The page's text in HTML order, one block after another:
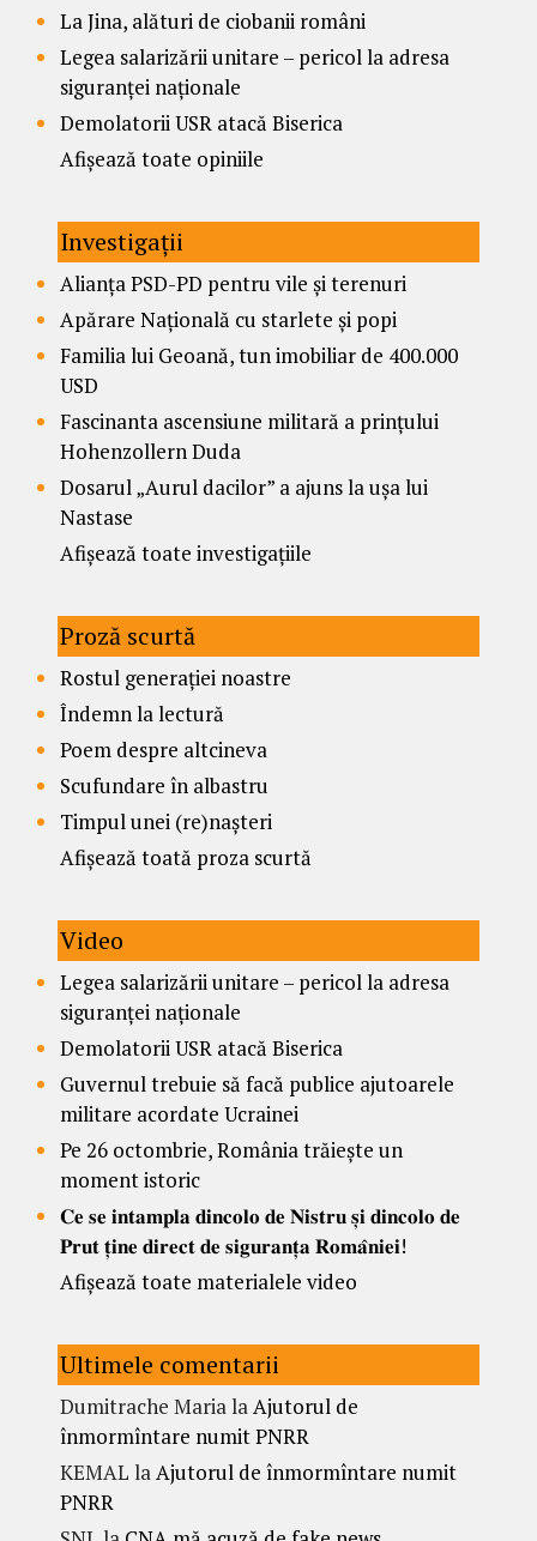
La Jina, alături de ciobanii români
Legea salarizării unitare – pericol la adresa
siguranței naționale
Demolatorii USR atacă Biserica
Afișează toate opiniile
Investigații
Alianța PSD-PD pentru vile și terenuri
Apărare Națională cu starlete și popi
Familia lui Geoană, tun imobiliar de 400.000
USD
Fascinanta ascensiune militară a prințului
Hohenzollern Duda
Dosarul „Aurul dacilor” a ajuns la ușa lui
Nastase
Afișează toate investigațiile
Proză scurtă
Rostul generației noastre
Îndemn la lectură
Poem despre altcineva
Scufundare în albastru
Timpul unei (re)nașteri
Afișează toată proza scurtă
Video
Legea salarizării unitare – pericol la adresa
siguranței naționale
Demolatorii USR atacă Biserica
Guvernul trebuie să facă publice ajutoarele
militare acordate Ucrainei
Pe 26 octombrie, România trăiește un
moment istoric
𝐂𝐞 𝐬𝐞 𝐢𝐧𝐭𝐚𝐦𝐩𝐥𝐚 𝐝𝐢𝐧𝐜𝐨𝐥𝐨 𝐝𝐞 𝐍𝐢𝐬𝐭𝐫𝐮 𝐬̦𝐢 𝐝𝐢𝐧𝐜𝐨𝐥𝐨 𝐝𝐞
𝐏𝐫𝐮𝐭 𝐭̦𝐢𝐧𝐞 𝐝𝐢𝐫𝐞𝐜𝐭 𝐝𝐞 𝐬𝐢𝐠𝐮𝐫𝐚𝐧𝐭̦𝐚 𝐑𝐨𝐦𝐚̂𝐧𝐢𝐞𝐢!
Afișează toate materialele video
Ultimele comentarii
Dumitrache MarialaAjutorul de
înmormîntare numit PNRR
KEMAL laAjutorul de înmormîntare numit
PNRR